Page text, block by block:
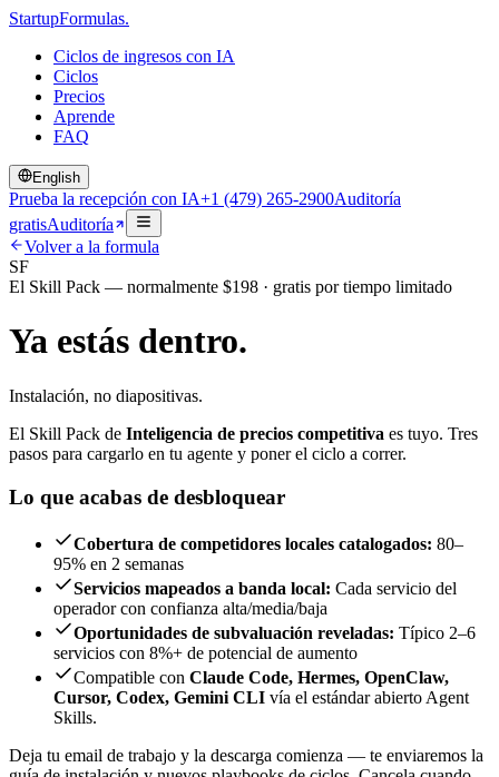
StartupFormulas.
Ciclos de ingresos con IA
Ciclos
Precios
Aprende
FAQ
English
Prueba la recepción con IA+1 (479) 265-2900Auditoría
gratisAuditoría
Volver a la formula
SF
El Skill Pack — normalmente $198 · gratis por tiempo limitado
Ya estás dentro.
Instalación, no diapositivas.
El Skill Pack de Inteligencia de precios competitiva es tuyo. Tres
pasos para cargarlo en tu agente y poner el ciclo a correr.
Lo que acabas de desbloquear
Cobertura de competidores locales catalogados: 80–
95% en 2 semanas
Servicios mapeados a banda local: Cada servicio del
operador con confianza alta/media/baja
Oportunidades de subvaluación reveladas: Típico 2–6
servicios con 8%+ de potencial de aumento
Compatible con Claude Code, Hermes, OpenClaw,
Cursor, Codex, Gemini CLI vía el estándar abierto Agent
Skills.
Deja tu email de trabajo y la descarga comienza — te enviaremos la